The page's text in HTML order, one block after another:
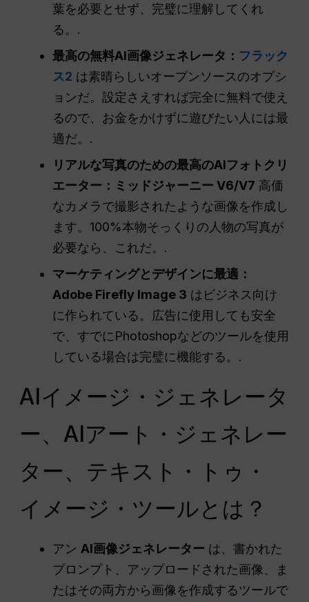
葉を必要とせず、完璧に理解してくれ
る。.
最高の無料AI画像ジェネレータ： フラック
ス2 は素晴らしいオープンソースのオプシ
ョンだ。設定さえすれば完全に無料で使え
るので、お金をかけずに遊びたい人には最
適だ。.
リアルな写真のための最高のAIフォトクリ
エーター： ミッドジャーニー V6/V7 高価
なカメラで撮影されたような画像を作成し
ます。100%本物そっくりの人物の写真が
必要なら、これだ。.
マーケティングとデザインに最適：
Adobe Firefly Image 3 はビジネス向け
に作られている。広告に使用しても安全
で、すでにPhotoshopなどのツールを使用
している場合は完璧に機能する。.
AIイメージ・ジェネレータ
ー、AIアート・ジェネレー
ター、テキスト・トゥ・
イメージ・ツールとは？
アン AI画像ジェネレーター は、書かれた
プロンプト、アップロードされた画像、ま
たはその両方から画像を作成するツールで